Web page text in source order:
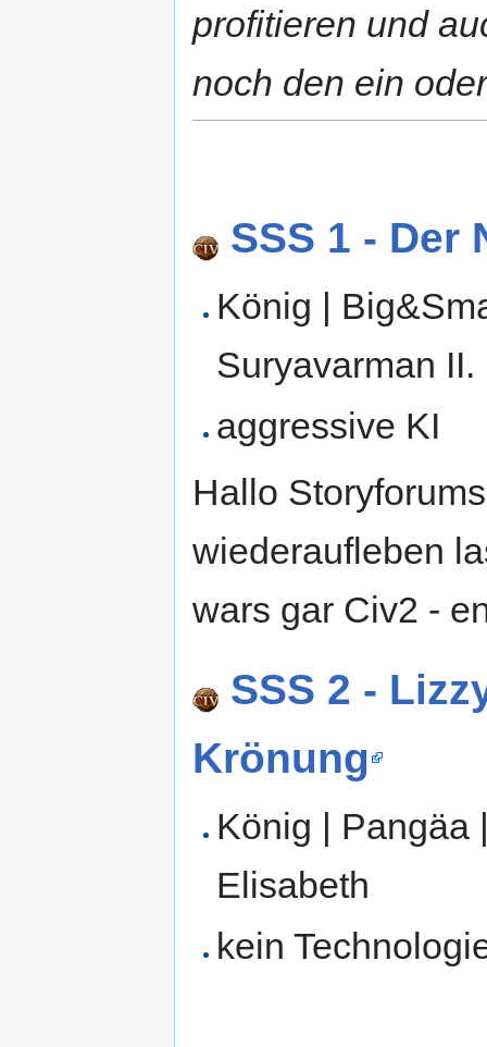
profitieren und
noch den ein
SSS 1 - Der
König |
Suryavarman II.
aggressive KI
Hallo
wiederaufleben
wars gar Civ2 -
SSS 2 -
Krönung
König | Pangäa
Elisabeth
kein